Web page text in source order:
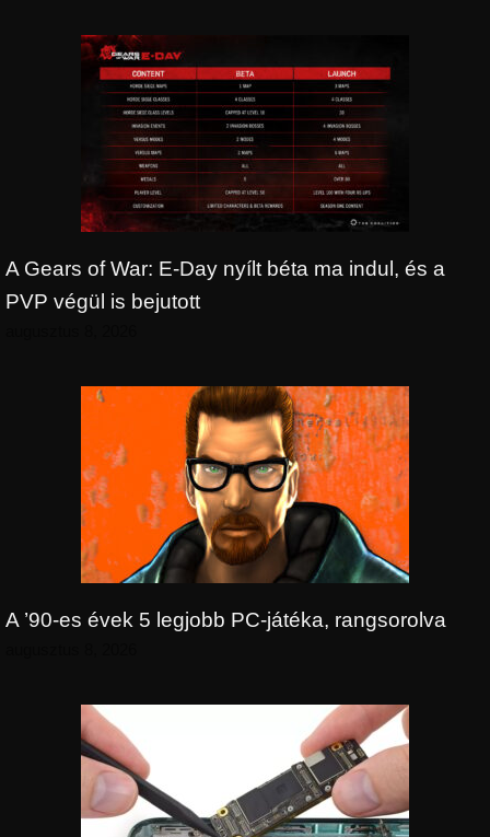
A Gears of War: E-Day nyílt béta ma indul, és a
PVP végül is bejutott
A ’90-es évek 5 legjobb PC-játéka, rangsorolva